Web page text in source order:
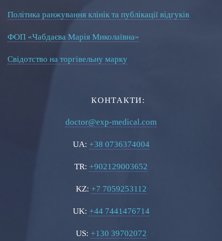
Політика ранжування клінік та публікації відгуків
ФОП «Чабдаєва Марія Миколаївна»
Свідотство на торгівельну марку
КОНТАКТИ:
doctor@exp-medical.com
UA: +38 0736374004
TR: +902129003652
KZ: +7 7059253112
UK: +44 7441476714
US: +130 39702072